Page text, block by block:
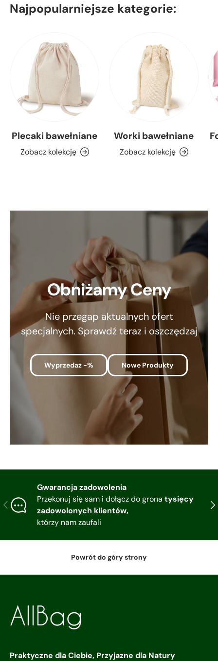
Najpopularniejsze kategorie:
Plecaki bawełniane
Zobacz kolekcję
Worki bawełniane
Zobacz kolekcję
Obniżamy Ceny
Nie przegap aktualnych ofert
specjalnych. Sprawdź teraz i oszczędzaj
Wyprzedaż -% Nowe Produkty
Poprzedni
Gwarancja zadowolenia
Przekonuj się sam i dołącz do grona tysięcy
zadowolonych klientów,
którzy nam zaufali
Powrót do góry strony
Praktyczne dla Ciebie, Przyjazne dla Natury